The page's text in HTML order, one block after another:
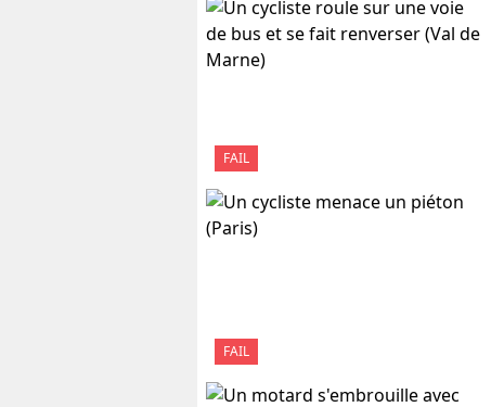
FAIL
FAIL